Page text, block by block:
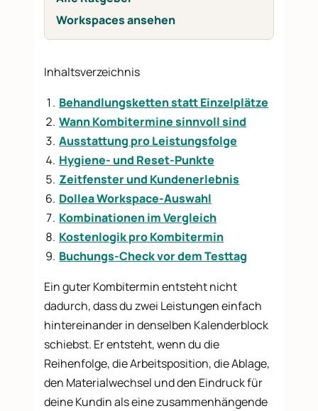
Workspaces ansehen
Inhaltsverzeichnis
Behandlungsketten statt Einzelplätze
Wann Kombitermine sinnvoll sind
Ausstattung pro Leistungsfolge
Hygiene- und Reset-Punkte
Zeitfenster und Kundenerlebnis
Dollea Workspace-Auswahl
Kombinationen im Vergleich
Kostenlogik pro Kombitermin
Buchungs-Check vor dem Testtag
Ein guter Kombitermin entsteht nicht
dadurch, dass du zwei Leistungen einfach
hintereinander in denselben Kalenderblock
schiebst. Er entsteht, wenn du die
Reihenfolge, die Arbeitsposition, die Ablage,
den Materialwechsel und den Eindruck für
deine Kundin als eine zusammenhängende